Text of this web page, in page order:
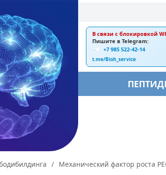
В связи с блокировкой
Пишите в Telegram:
+7 985 522-42-14
t.me/Bioh_service
/ Механический фактор роста